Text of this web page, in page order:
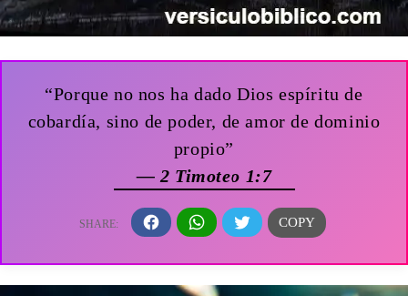
“Porque no nos ha dado Dios espíritu de
cobardía, sino de poder, de amor de dominio
propio”
— 2 Timoteo 1:7